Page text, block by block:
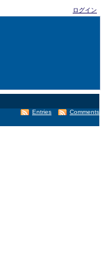
ログイン
Comments
Entries